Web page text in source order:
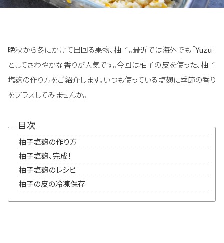
晩秋から冬にかけて出回る果物、柚子。最近では海外でも「Yuzu 」
としてさわやかな香りが人気です。今回は柚子の皮を使った、柚子
塩麹の作り方をご紹介します。いつも使っている塩麹に季節の香り
をプラスしてみませんか。
目次
柚子塩麹の作り方
柚子塩麹、完成！
柚子塩麹のレシピ
柚子の皮の冷凍保存